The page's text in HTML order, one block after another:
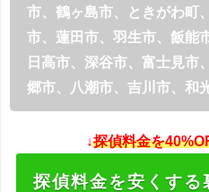
市、鶴ヶ島市、ときがわ町
市、蓮田市、羽生市、飯能
日高市、深谷市、富士見市
郷市、八潮市、吉川市、和
↓探偵料金を
探偵料金を安くする